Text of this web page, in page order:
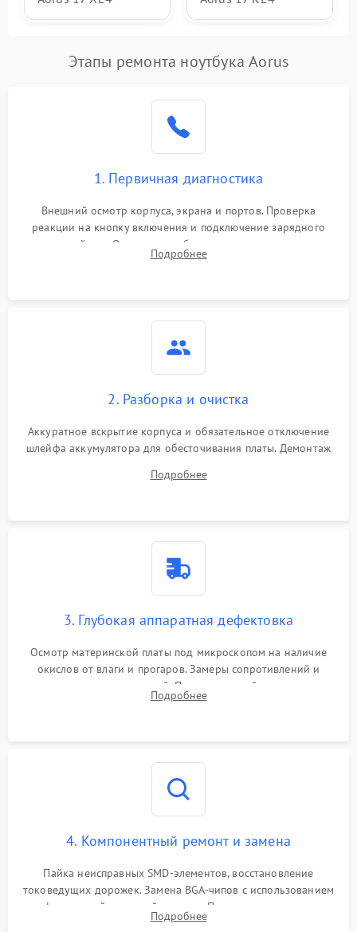
Этапы ремонта ноутбука Aorus
1. Первичная диагностика
Внешний осмотр корпуса, экрана и портов. Проверка
реакции на кнопку включения и подключение зарядного
устройства. Оценка потребления тока с помощью
лабораторного блока питания для локализации проблемы.
Подробнее
2. Разборка и очистка
Аккуратное вскрытие корпуса и обязательное отключение
шлейфа аккумулятора для обесточивания платы. Демонтаж
высохшей термопасты с кристаллов чипов.
Подробнее
3. Глубокая аппаратная дефектовка
Осмотр материнской платы под микроскопом на наличие
окислов от влаги и прогаров. Замеры сопротивлений и
дежурных напряжений. Проверка цепей питания,
мультиконтроллера, процессора и видеочипа.
Подробнее
4. Компонентный ремонт и замена
Пайка неисправных SMD-элементов, восстановление
токоведущих дорожек. Замена BGA-чипов с использованием
инфракрасной паяльной станции. Прошивка микросхемы
BIOS или замена поврежденных портов USB
Подробнее